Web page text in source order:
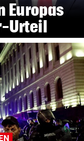
Europas
Urteil